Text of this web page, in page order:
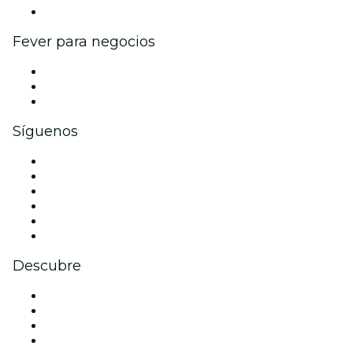
Fever para negocios
Síguenos
Descubre